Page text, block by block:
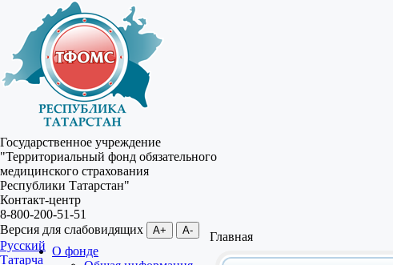
Государственное учреждение
"Территориальный фонд обязательного
медицинского страхования
Республики Татарстан"
Контакт-центр
8-800-200-51-51
Версия для слабовидящих
A+ A-
Русский
Татарча
О фонде
Главная